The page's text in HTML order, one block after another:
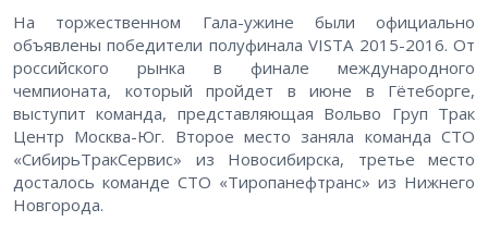
На торжественном Гала-ужине были официально
объявлены победители полуфинала VISTA 2015-2016. От
российского рынка в финале международного
чемпионата, который пройдет в июне в Гётеборге,
выступит команда, представляющая Вольво Груп Трак
Центр Москва-Юг. Второе место заняла команда СТО
«СибирьТракСервис» из Новосибирска, третье место
досталось команде СТО «Тиропанефтранс» из Нижнего
Новгорода.